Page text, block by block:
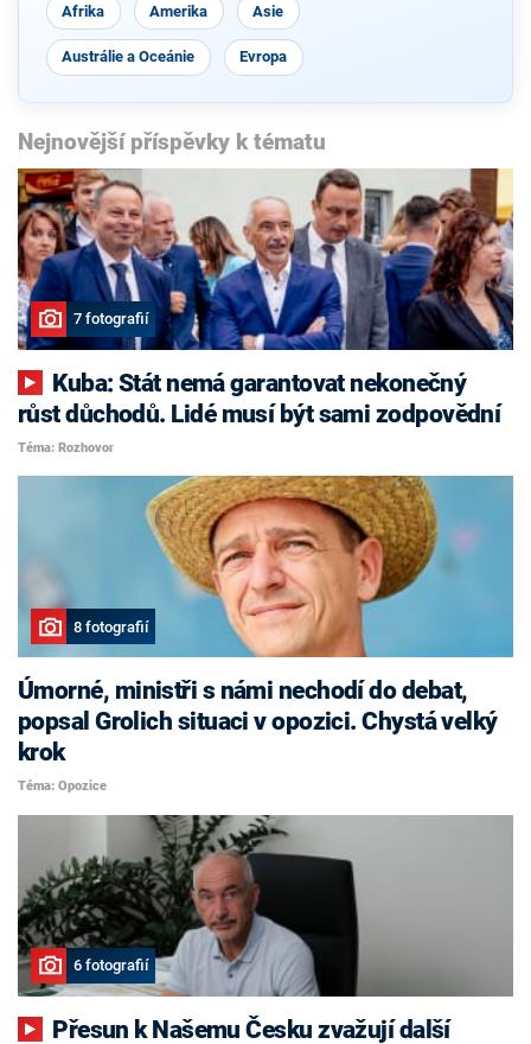
Afrika Amerika Asie
Austrálie a Oceánie Evropa
Nejnovější příspěvky k tématu
7 fotografií
růst důchodů. Lidé musí být sami zodpovědní
Téma: Rozhovor
8 fotografií
Úmorné, ministři s námi nechodí do debat,
popsal Grolich situaci v opozici. Chystá velký
krok
Téma: Opozice
6 fotografií